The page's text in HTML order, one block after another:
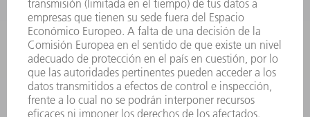
SOFTWARE
SERVICIOS
APLICACIONES
SECTORES
EMPRESA
CARRERA PROFESIONAL
OFERTAS DE TRABAJO
PERFIL DE LA EMPRESA